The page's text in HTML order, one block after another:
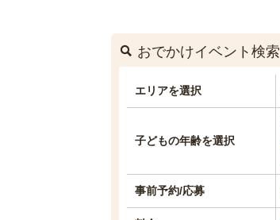
おでかけイベント検索
エリアを選択
子どもの年齢を選択
事前予約/応募